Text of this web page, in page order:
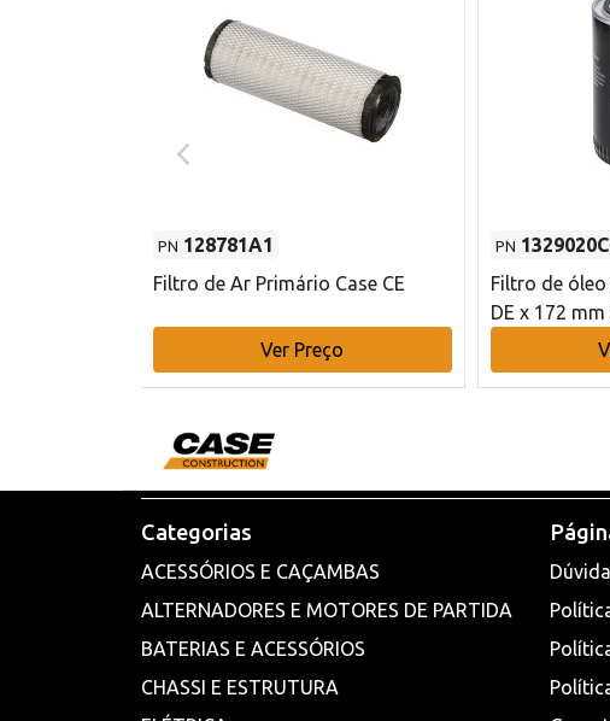
PN 128781A1
Filtro de Ar Primário Case CE
Ver Preço
PN
Filtro de
DE x 172 mm
Categorias
ACESSÓRIOS E CAÇAMBAS
ALTERNADORES E MOTORES DE PARTIDA
BATERIAS E ACESSÓRIOS
CHASSI E ESTRUTURA